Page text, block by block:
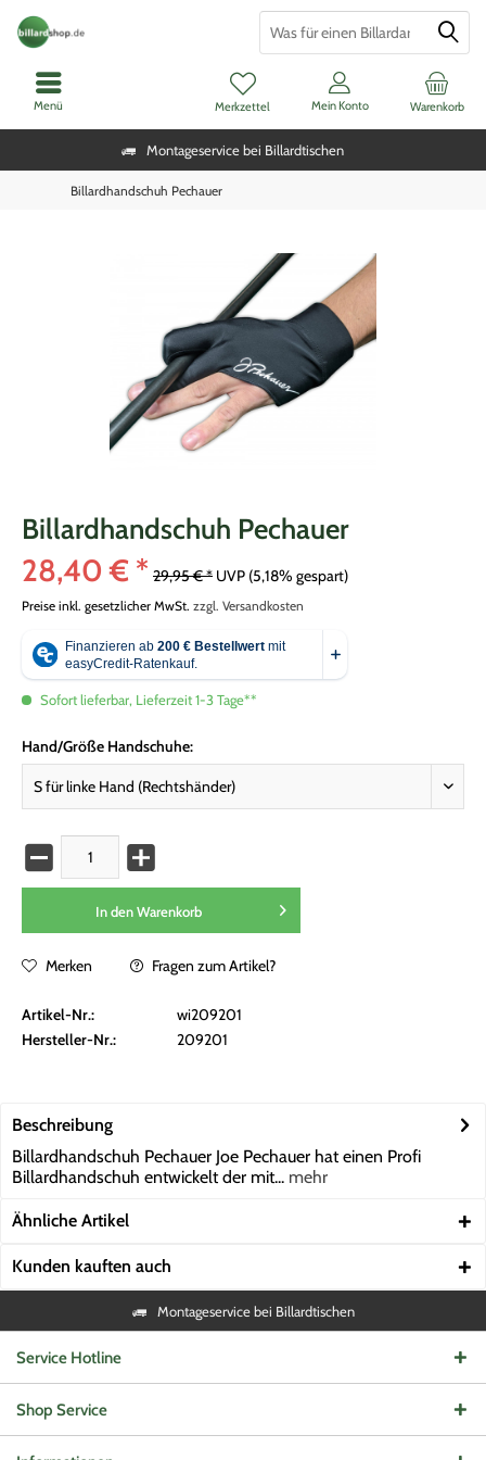
Montageservice bei Billardtischen
Warenkorb
Merkzettel Mein Konto
Menü
Billardhandschuh Pechauer
Billardhandschuh Pechauer
28,40 € * 29,95 € * UVP (5,18% gespart)
Preise inkl. gesetzlicher MwSt. zzgl. Versandkosten
Sofort lieferbar, Lieferzeit 1-3 Tage**
Hand/Größe Handschuhe:
In den Warenkorb
Merken Fragen zum Artikel?
Artikel-Nr.:
wi209201
Hersteller-Nr.:
209201
Beschreibung
Billardhandschuh Pechauer Joe Pechauer hat einen Profi
Billardhandschuh entwickelt der mit... mehr
Ähnliche Artikel
Kunden kauften auch
Montageservice bei Billardtischen
Service Hotline
Shop Service